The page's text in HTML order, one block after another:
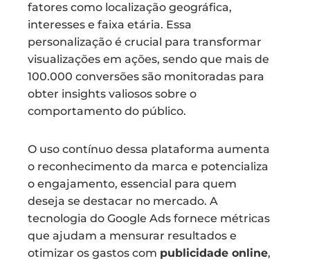
fatores como localização geográfica,
interesses e faixa etária. Essa
personalização é crucial para transformar
visualizações em ações, sendo que mais de
100.000 conversões são monitoradas para
obter insights valiosos sobre o
comportamento do público.
O uso contínuo dessa plataforma aumenta
o reconhecimento da marca e potencializa
o engajamento, essencial para quem
deseja se destacar no mercado. A
tecnologia do Google Ads fornece métricas
que ajudam a mensurar resultados e
otimizar os gastos com publicidade online,